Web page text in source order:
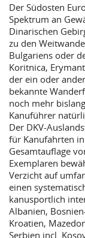
Der Südosten
Spektrum an
Dinarischen
zu den
Bulgariens oder
Koritnica,
der ein oder
bekannte
noch mehr
Kanuführer
Der DKV-
für Kanufahrten
Gesamtauflage
Exemplaren
Verzicht auf
einen
kanusportlich
Albanien,
Kroatien,
Serbien incl.